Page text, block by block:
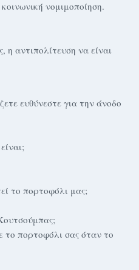
νομιμοποίηση.
αντιπολίτευση να είναι
ευθύνεστε για την άνοδο
το πορτοφόλι μας;
πορτοφόλι σας όταν το